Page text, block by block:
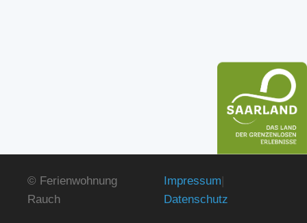
© Ferienwohnung
Rauch
Impressum|
Datenschutz